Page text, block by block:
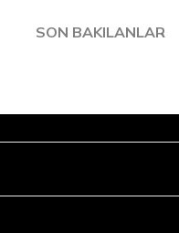
SON BAKILANLAR